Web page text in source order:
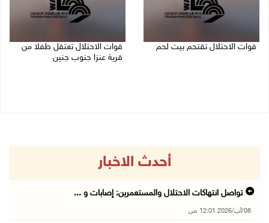
قوات الاحتلال تقتحم بيت لحم
قوات الاحتلال تعتقل طفلا من
قرية عنزا جنوب جنين
أحدث الاخبار
تواصل انتهاكات الاحتلال والمستعمرين: إصابات و ...
08/آب/2026 12:01 ص